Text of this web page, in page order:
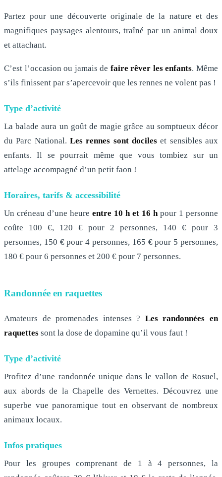
Partez pour une découverte originale de la nature et des
magnifiques paysages alentours, traîné par un animal doux
et attachant.
C’est l’occasion ou jamais de faire rêver les enfants. Même
s’ils finissent par s’apercevoir que les rennes ne volent pas !
Type d’activité
La balade aura un goût de magie grâce au somptueux décor
du Parc National. Les rennes sont dociles et sensibles aux
enfants. Il se pourrait même que vous tombiez sur un
attelage accompagné d’un petit faon !
Horaires, tarifs & accessibilité
Un créneau d’une heure entre 10 h et 16 hpour 1 personne
coûte 100 €, 120 € pour 2 personnes, 140 € pour 3
personnes, 150 € pour 4 personnes, 165 € pour 5 personnes,
180 € pour 6 personnes et 200 € pour 7 personnes.
Randonnée en raquettes
Amateurs de promenades intenses ? Les randonnées en
raquettes sont la dose de dopamine qu’il vous faut !
Type d’activité
Profitez d’une randonnée unique dans le vallon de Rosuel,
aux abords de la Chapelle des Vernettes. Découvrez une
superbe vue panoramique tout en observant de nombreux
animaux locaux.
Infos pratiques
Pour les groupes comprenant de 1 à 4 personnes, la